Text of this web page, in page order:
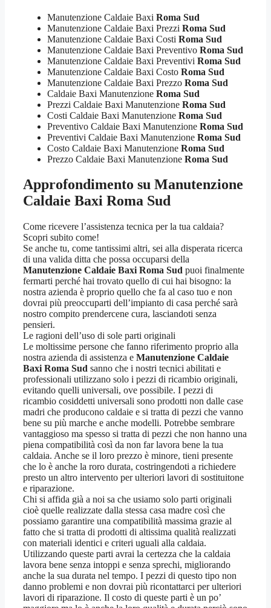
Manutenzione Caldaie Baxi Roma Sud
Manutenzione Caldaie Baxi Prezzi Roma Sud
Manutenzione Caldaie Baxi Costi Roma Sud
Manutenzione Caldaie Baxi Preventivo Roma Sud
Manutenzione Caldaie Baxi Preventivi Roma Sud
Manutenzione Caldaie Baxi Costo Roma Sud
Manutenzione Caldaie Baxi Prezzo Roma Sud
Caldaie Baxi Manutenzione Roma Sud
Prezzi Caldaie Baxi Manutenzione Roma Sud
Costi Caldaie Baxi Manutenzione Roma Sud
Preventivo Caldaie Baxi Manutenzione Roma Sud
Preventivi Caldaie Baxi Manutenzione Roma Sud
Costo Caldaie Baxi Manutenzione Roma Sud
Prezzo Caldaie Baxi Manutenzione Roma Sud
Approfondimento su Manutenzione
Caldaie Baxi Roma Sud
Come ricevere l’assistenza tecnica per la tua caldaia?
Scopri subito come!
Se anche tu, come tantissimi altri, sei alla disperata ricerca
di una valida ditta che possa occuparsi della
Manutenzione Caldaie Baxi Roma Sud puoi finalmente
fermarti perché hai trovato quello di cui hai bisogno: la
nostra azienda è proprio quello che fa al caso tuo e non
dovrai più preoccuparti dell’impianto di casa perché sarà
nostro compito prendercene cura, lasciandoti senza
pensieri.
Le ragioni dell’uso di sole parti originali
Le moltissime persone che fanno riferimento proprio alla
nostra azienda di assistenza e Manutenzione Caldaie
Baxi Roma Sud sanno che i nostri tecnici abilitati e
professionali utilizzano solo i pezzi di ricambio originali,
evitando quelli universali, ove possibile. I pezzi di
ricambio cosiddetti universali sono prodotti non dalle case
madri che producono caldaie e si tratta di pezzi che vanno
bene su più marche e anche modelli. Potrebbe sembrare
vantaggioso ma spesso si tratta di pezzi che non hanno una
piena compatibilità così da non far lavora bene la tua
caldaia. Anche se il loro prezzo è minore, tieni presente
che lo è anche la roro durata, costringendoti a richiedere
presto un altro intervento per ulteriori lavori di sostituitone
e riparazione.
Chi si affida già a noi sa che usiamo solo parti originali
cioè quelle realizzate dalla stessa casa madre così che
possiamo garantire una compatibilità massima grazie al
fatto che si tratta di prodotti di altissima qualità realizzati
con materiali identici e criteri uguali alla caldaia.
Utilizzando queste parti avrai la certezza che la caldaia
lavora bene senza intoppi e senza sprechi, migliorando
anche la sua durata nel tempo. I pezzi di questo tipo non
danno problemi e non dovrai più ricontattarci per ulteriori
lavori di riparazione. Il costo di queste parti è un po’